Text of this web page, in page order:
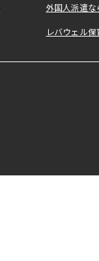
外国人派遣な
レバウェル